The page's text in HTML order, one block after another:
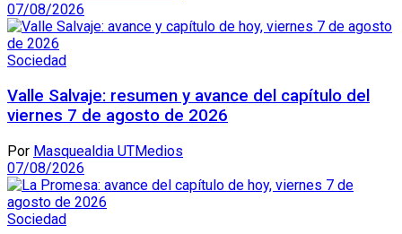
07/08/2026
Sociedad
Valle Salvaje: resumen y avance del capítulo del
viernes 7 de agosto de 2026
Por Masquealdia UTMedios
07/08/2026
Sociedad